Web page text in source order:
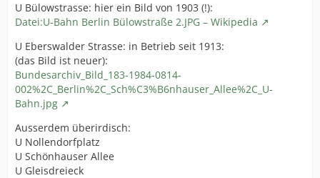
U Bülowstrasse: hier ein Bild von 1903 (!):
Datei:U-Bahn Berlin Bülowstraße 2.JPG – Wikipedia
U Eberswalder Strasse: in Betrieb seit 1913:
(das Bild ist neuer):
Bundesarchiv_Bild_183-1984-0814-
002%2C_Berlin%2C_Sch%C3%B6nhauser_Allee%2C_U-
Bahn.jpg
Ausserdem überirdisch:
U Nollendorfplatz
U Schönhauser Allee
U Gleisdreieck